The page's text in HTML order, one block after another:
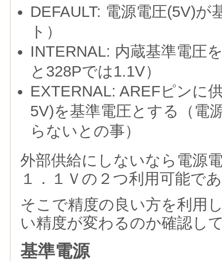
DEFAULT: 電源電圧(5V)が
ト）
INTERNAL: 内蔵基準電圧
と328Pでは1.1V）
EXTERNAL: AREFピンに
5V)を基準電圧とする（電
らないとの事）
外部供給にしないなら電源
１．１Ｖの２つ利用可能で
そこで精度の良い方を利用
い精度が変わるのか確認し
基準電源